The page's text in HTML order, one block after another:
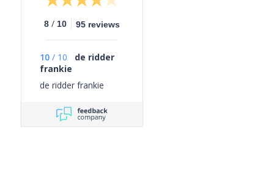
8 / 10 95 reviews
10 / 10
de ridder
frankie
de ridder frankie